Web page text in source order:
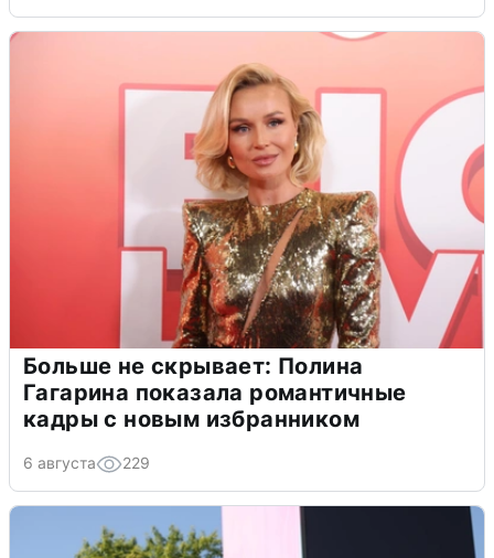
Больше не скрывает: Полина
Гагарина показала романтичные
кадры с новым избранником
6 августа 229